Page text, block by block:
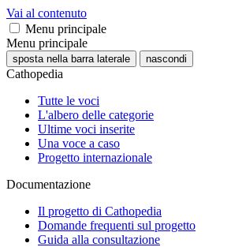
Vai al contenuto
Menu principale
Menu principale
sposta nella barra laterale nascondi
Cathopedia
Tutte le voci
L'albero delle categorie
Ultime voci inserite
Una voce a caso
Progetto internazionale
Documentazione
Il progetto di Cathopedia
Domande frequenti sul progetto
Guida alla consultazione